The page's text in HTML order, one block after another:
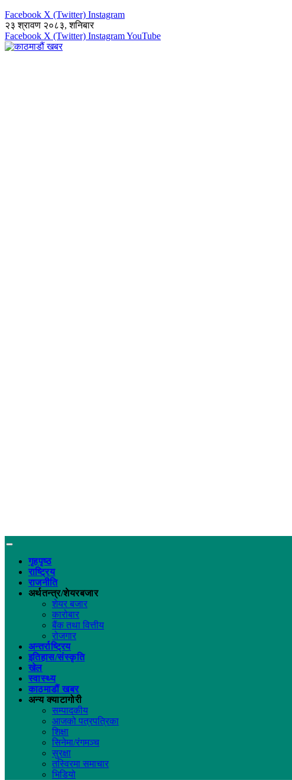
Facebook X (Twitter) Instagram
२३ श्रावण २०८३, शनिबार
Facebook X (Twitter) InstagramYouTube
गृहपृष्ठ
राष्ट्रिय
राजनीति
अर्थतन्त्र/शेयरबजार
शेयर बजार
कारोबार
बैंक तथा वित्तीय
रोजगार
अन्तर्राष्ट्रिय
इतिहास/संस्कृति
खेल
स्वास्थ्य
काठमाडौं खबर
अन्य क्याटागोरी
सम्पादकीय
आजको पत्रपत्रिका
शिक्षा
सिनेमा/रंगमञ्च
सुरक्षा
तस्विरमा समाचार
भिडियो